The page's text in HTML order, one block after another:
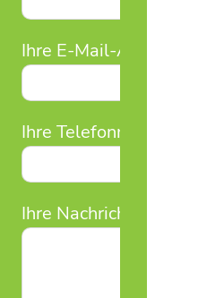
Ihre E-Mail-Adresse*
Ihre Telefonnummer
Ihre Nachricht (optional)